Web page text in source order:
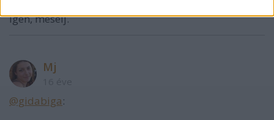
Igen, mesélj.
Mj
@gidabiga: